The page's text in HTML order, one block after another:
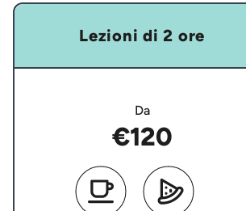
Lezioni di 2 ore
Da
€120